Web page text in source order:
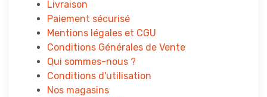
Livraison
Paiement sécurisé
Mentions légales et CGU
Conditions Générales de Vente
Qui sommes-nous ?
Conditions d'utilisation
Nos magasins